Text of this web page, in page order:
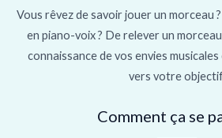
Vous rêvez de savoir jouer un morceau
en piano-voix ? De relever un morceau
connaissance de vos envies
vers votre
Comment ça se